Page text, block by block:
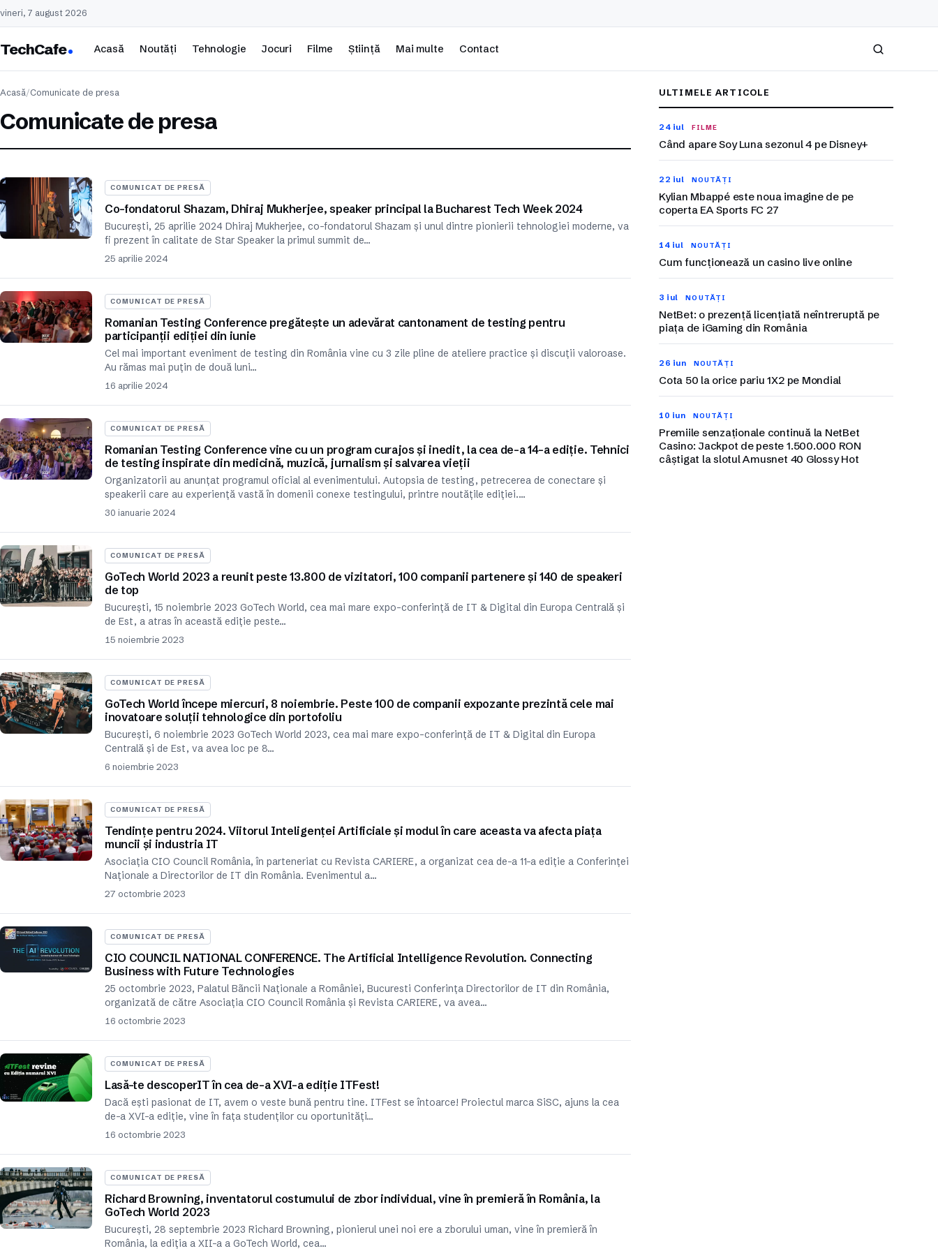
vineri, 7 august 2026
TechCafe Acasă Noutăți Tehnologie Jocuri Filme Știință Mai multe Contact
Caută
Acasă/Comunicate de presa
Comunicate de presa
COMUNICAT DE PRESĂ
Co-fondatorul Shazam, Dhiraj Mukherjee, speaker principal la Bucharest Tech Week 2024
București, 25 aprilie 2024 Dhiraj Mukherjee, co-fondatorul Shazam și unul dintre pionierii tehnologiei moderne, va
fi prezent în calitate de Star Speaker la primul summit de…
25 aprilie 2024
COMUNICAT DE PRESĂ
Romanian Testing Conference pregătește un adevărat cantonament de testing pentru
participanții ediției din iunie
Cel mai important eveniment de testing din România vine cu 3 zile pline de ateliere practice și discuții valoroase.
Au rămas mai puțin de două luni…
16 aprilie 2024
COMUNICAT DE PRESĂ
Romanian Testing Conference vine cu un program curajos și inedit, la cea de-a 14-a ediție. Tehnici
de testing inspirate din medicină, muzică, jurnalism și salvarea vieții
Organizatorii au anunțat programul oficial al evenimentului. Autopsia de testing, petrecerea de conectare și
speakerii care au experiență vastă în domenii conexe testingului, printre noutățile ediției.…
30 ianuarie 2024
COMUNICAT DE PRESĂ
GoTech World 2023 a reunit peste 13.800 de vizitatori, 100 companii partenere și 140 de speakeri
de top
București, 15 noiembrie 2023 GoTech World, cea mai mare expo-conferință de IT & Digital din Europa Centrală și
de Est, a atras în această ediție peste…
15 noiembrie 2023
COMUNICAT DE PRESĂ
GoTech World începe miercuri, 8 noiembrie. Peste 100 de companii expozante prezintă cele mai
inovatoare soluții tehnologice din portofoliu
București, 6 noiembrie 2023 GoTech World 2023, cea mai mare expo-conferință de IT & Digital din Europa
Centrală și de Est, va avea loc pe 8…
6 noiembrie 2023
COMUNICAT DE PRESĂ
Tendințe pentru 2024. Viitorul Inteligenței Artificiale și modul în care aceasta va afecta piața
muncii și industria IT
Asociația CIO Council România, în parteneriat cu Revista CARIERE, a organizat cea de-a 11-a ediție a Conferinței
Naționale a Directorilor de IT din România. Evenimentul a…
27 octombrie 2023
COMUNICAT DE PRESĂ
CIO COUNCIL NATIONAL CONFERENCE. The Artificial Intelligence Revolution. Connecting
Business with Future Technologies
25 octombrie 2023, Palatul Bãncii Naționale a României, Bucuresti Conferința Directorilor de IT din România,
organizată de către Asociația CIO Council România și Revista CARIERE, va avea…
16 octombrie 2023
COMUNICAT DE PRESĂ
Lasă-te descoperIT în cea de-a XVI-a ediție ITFest!
Dacă ești pasionat de IT, avem o veste bună pentru tine. ITFest se întoarce! Proiectul marca SiSC, ajuns la cea
de-a XVI-a ediție, vine în fața studenților cu oportunități…
16 octombrie 2023
COMUNICAT DE PRESĂ
Richard Browning, inventatorul costumului de zbor individual, vine în premieră în România, la
GoTech World 2023
București, 28 septembrie 2023 Richard Browning, pionierul unei noi ere a zborului uman, vine în premieră în
România, la ediția a XII-a a GoTech World, cea…
ULTIMELE ARTICOLE
24 iul FILME
Când apare Soy Luna sezonul 4 pe Disney+
22 iul NOUTĂȚI
Kylian Mbappé este noua imagine de pe
coperta EA Sports FC 27
14 iul NOUTĂȚI
Cum funcționează un casino live online
3 iul NOUTĂȚI
NetBet: o prezență licențiată neîntreruptă pe
piața de iGaming din România
26 iun NOUTĂȚI
Cota 50 la orice pariu 1X2 pe Mondial
10 iun NOUTĂȚI
Premiile senzaționale continuă la NetBet
Casino: Jackpot de peste 1.500.000 RON
câștigat la slotul Amusnet 40 Glossy Hot